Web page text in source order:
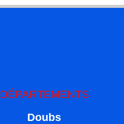
DÉPARTEMENTS
Doubs